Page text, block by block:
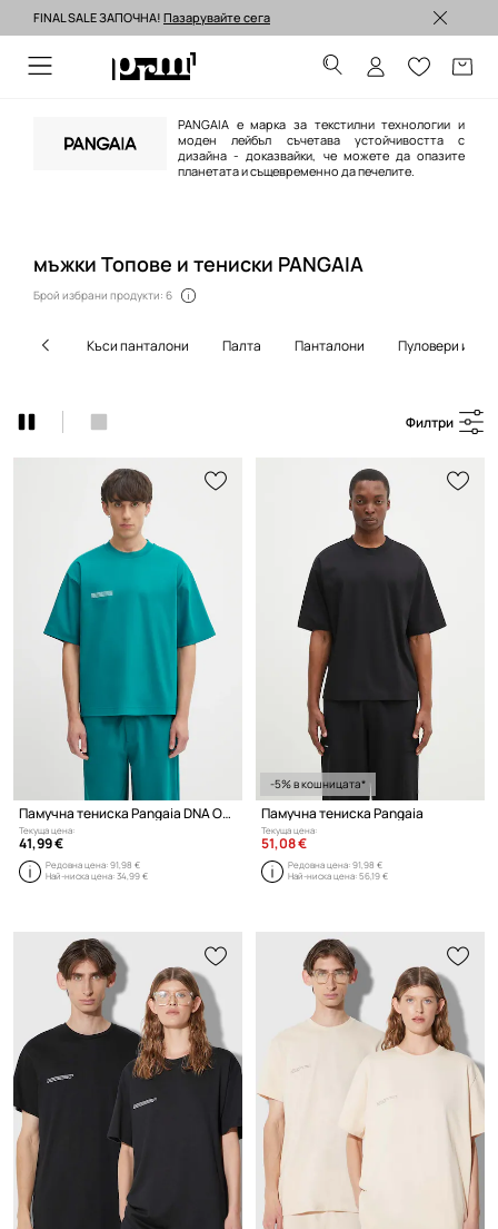
Изпращане до 24 часа >
FINAL SALE ЗАПОЧНА! Пазарувайте сега
PANGAIA е марка за текстилни технологии и
моден лейбъл съчетава устойчивостта с
дизайна - доказвайки, че можете да опазите
планетата и същевременно да печелите.
мъжки Топове и тениски PANGAIA
Брой избрани продукти: 6
къси панталони палта панталони пуловери и
Филтри
Памучна тениска Pangaia DNA Oversized T-Shirt
Текуща цена:
41,99 €
Редовна цена:91,98 €
Най-ниска цена:34,99 €
-5% в кошницата*
Памучна тениска Pangaia
Текуща цена:
51,08 €
Редовна цена:91,98 €
Най-ниска цена:56,19 €